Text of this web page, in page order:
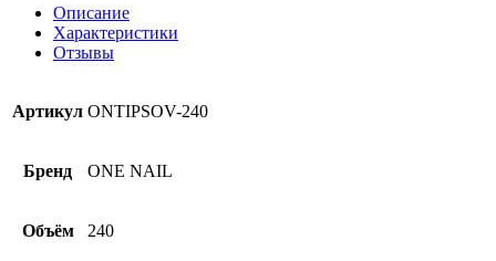
Описание
Характеристики
Отзывы
Артикул ONTIPSOV-240
Бренд ONE NAIL
Объём 240